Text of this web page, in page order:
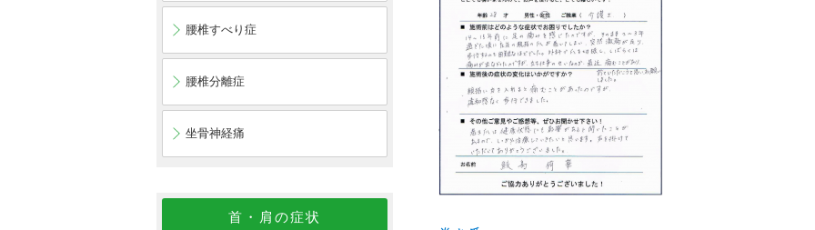
腰椎すべり症
腰椎分離症
坐骨神経痛
首・肩の症状